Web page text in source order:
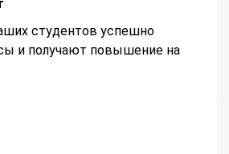
студентов успешно
и получают повышение на